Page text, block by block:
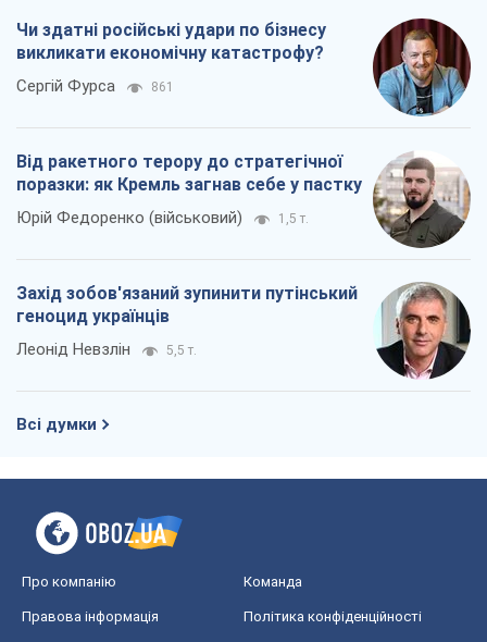
Чи здатні російські удари по бізнесу
викликати економічну катастрофу?
Сергій Фурса 861
Від ракетного терору до стратегічної
поразки: як Кремль загнав себе у пастку
Юрій Федоренко (військовий) 1,5 т.
Захід зобов'язаний зупинити путінський
геноцид українців
Леонід Невзлін 5,5 т.
Всі думки
Про компанію Команда
Правова інформація Політика конфіденційності